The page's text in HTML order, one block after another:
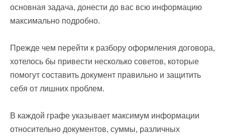
основная задача, донести до вас всю информацию
максимально подробно.
Прежде чем перейти к разбору оформления договора,
хотелось бы привести несколько советов, которые
помогут составить документ правильно и защитить
себя от лишних проблем.
В каждой графе указывает максимум информации
относительно документов, суммы, различных